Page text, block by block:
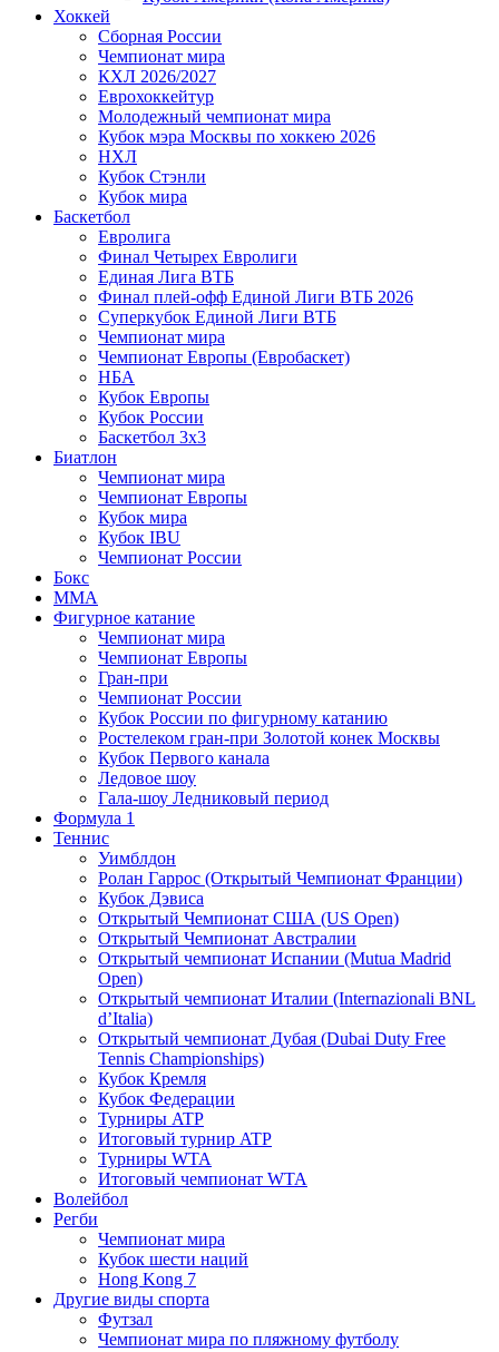
Хоккей
Сборная России
Чемпионат мира
КХЛ 2026/2027
Еврохоккейтур
Молодежный чемпионат мира
Кубок мэра Москвы по хоккею 2026
НХЛ
Кубок Стэнли
Кубок мира
Баскетбол
Евролига
Финал Четырех Евролиги
Единая Лига ВТБ
Финал плей-офф Единой Лиги ВТБ 2026
Суперкубок Единой Лиги ВТБ
Чемпионат мира
Чемпионат Европы (Евробаскет)
НБА
Кубок Европы
Кубок России
Баскетбол 3х3
Биатлон
Чемпионат мира
Чемпионат Европы
Кубок мира
Кубок IBU
Чемпионат России
Бокс
MMA
Фигурное катание
Чемпионат мира
Чемпионат Европы
Гран-при
Чемпионат России
Кубок России по фигурному катанию
Ростелеком гран-при Золотой конек Москвы
Кубок Первого канала
Ледовое шоу
Гала-шоу Ледниковый период
Формула 1
Теннис
Уимблдон
Ролан Гаррос (Открытый Чемпионат Франции)
Кубок Дэвиса
Открытый Чемпионат США (US Open)
Открытый Чемпионат Австралии
Открытый чемпионат Испании (Mutua Madrid
Open)
Открытый чемпионат Италии (Internazionali BNL
d’Italia)
Открытый чемпионат Дубая (Dubai Duty Free
Tennis Championships)
Кубок Кремля
Кубок Федерации
Турниры ATP
Итоговый турнир ATP
Турниры WTA
Итоговый чемпионат WTA
Волейбол
Регби
Чемпионат мира
Кубок шести наций
Hong Kong 7
Другие виды спорта
Футзал
Чемпионат мира по пляжному футболу